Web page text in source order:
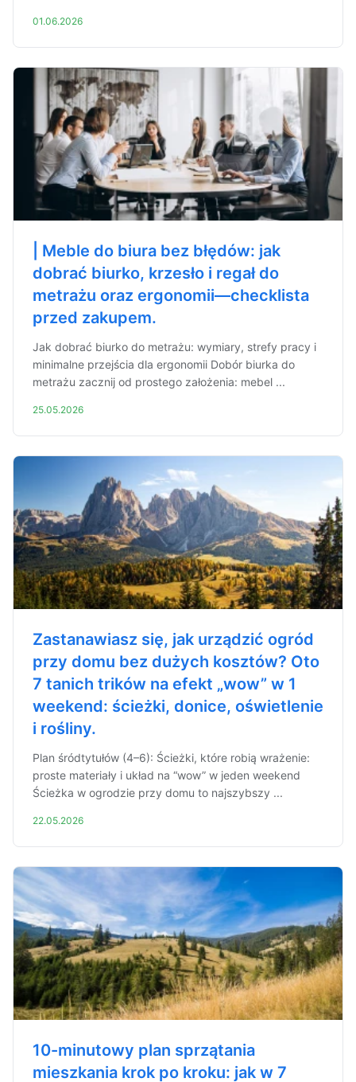
01.06.2026
| Meble do biura bez błędów: jak
dobrać biurko, krzesło i regał do
metrażu oraz ergonomii—checklista
przed zakupem.
Jak dobrać biurko do metrażu: wymiary, strefy pracy i
minimalne przejścia dla ergonomii Dobór biurka do
metrażu zacznij od prostego założenia: mebel ...
25.05.2026
Zastanawiasz się, jak urządzić ogród
przy domu bez dużych kosztów? Oto
7 tanich trików na efekt „wow” w 1
weekend: ścieżki, donice, oświetlenie
i rośliny.
Plan śródtytułów (4–6): Ścieżki, które robią wrażenie:
proste materiały i układ na “wow” w jeden weekend
Ścieżka w ogrodzie przy domu to najszybszy ...
22.05.2026
10-minutowy plan sprzątania
mieszkania krok po kroku: jak w 7